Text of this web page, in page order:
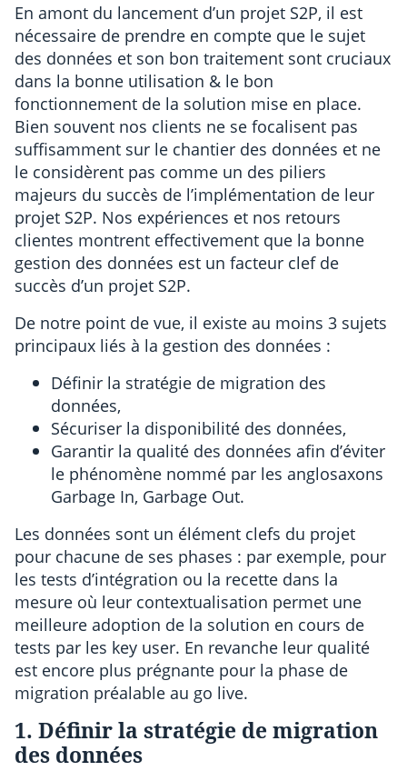
En amont du lancement d’un projet S2P, il est
nécessaire de prendre en compte que le sujet
des données et son bon traitement sont cruciaux
dans la bonne utilisation & le bon
fonctionnement de la solution mise en place.
Bien souvent nos clients ne se focalisent pas
suffisamment sur le chantier des données et ne
le considèrent pas comme un des piliers
majeurs du succès de l’implémentation de leur
projet S2P. Nos expériences et nos retours
clientes montrent effectivement que la bonne
gestion des données est un facteur clef de
succès d’un projet S2P.
De notre point de vue, il existe au moins 3 sujets
principaux liés à la gestion des données :
Définir la stratégie de migration des
données,
Sécuriser la disponibilité des données,
Garantir la qualité des données afin d’éviter
le phénomène nommé par les anglosaxons
Garbage In, Garbage Out.
Les données sont un élément clefs du projet
pour chacune de ses phases : par exemple, pour
les tests d’intégration ou la recette dans la
mesure où leur contextualisation permet une
meilleure adoption de la solution en cours de
tests par les key user. En revanche leur qualité
est encore plus prégnante pour la phase de
migration préalable au go live.
1. Définir la stratégie de migration
des données